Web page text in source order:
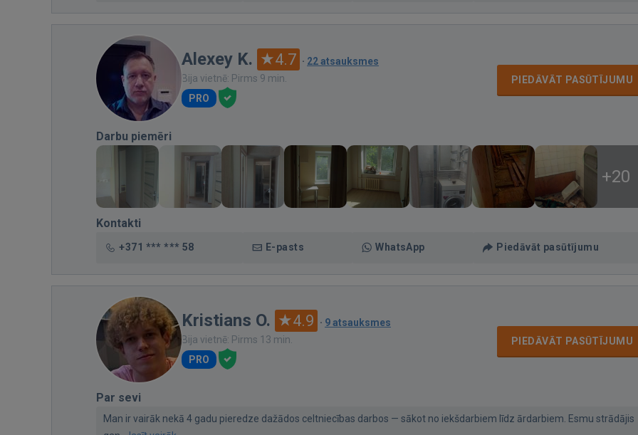
Alexey K. 4.7 · 22 atsauksmes
Bija vietnē: Pirms 9 min.
PRO
PIEDĀVĀT PASŪTĪJUMU
Darbu piemēri
+20
Kontakti
+371 *** *** 58 E-pasts WhatsApp Piedāvāt pasūtījumu
Kristians O. 4.9 · 9 atsauksmes
Bija vietnē: Pirms 13 min.
PRO
PIEDĀVĀT PASŪTĪJUMU
Par sevi
Man ir vairāk nekā 4 gadu pieredze dažādos celtniecības darbos — sākot no iekšdarbiem līdz ārdarbiem. Esmu strādājis